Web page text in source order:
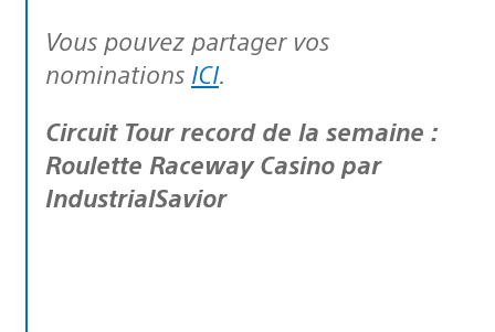
Vous pouvez partager vos
nominations ICI.
Circuit Tour record de la semaine :
Roulette Raceway Casino par
IndustrialSavior